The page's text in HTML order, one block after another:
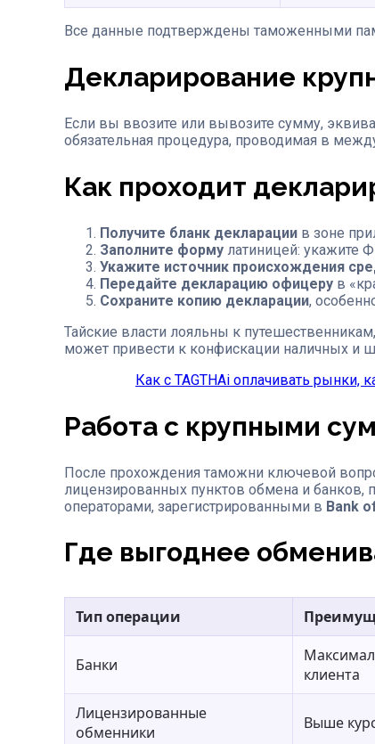
Все данные подтверждены таможенными
Декларирование
Если вы ввозите или вывозите сумму,
обязательная процедура, проводимая в
Как проходит
Получите бланк декларации в зоне
Заполните форму латиницей: укажите
Укажите источник происхождения
Передайте декларацию офицеру в
Сохраните копию декларации,
Тайские власти лояльны к
может привести к конфискации наличных и
Как с TAGTHAi оплачивать рынки,
Работа с крупными
После прохождения таможни ключевой
лицензированных пунктов обмена и
операторами, зарегистрированными в Bank
Где выгоднее
Тип операции
Банки
клиента
Лицензированные
обменники
Выше